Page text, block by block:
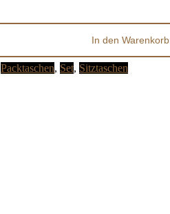
In den Warenkorb
Packtaschen, Set, Sitztaschen